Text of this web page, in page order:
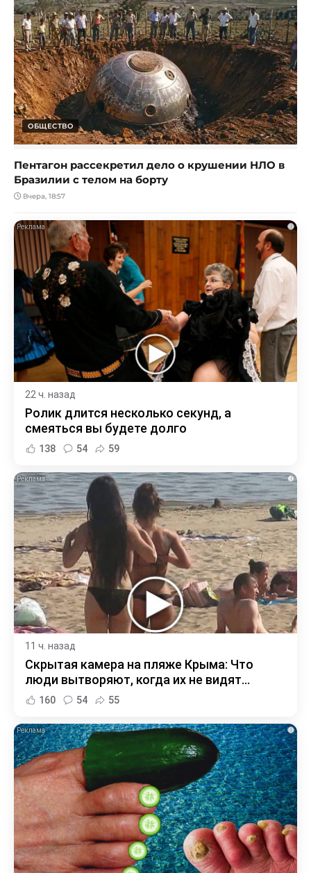
ОБЩЕСТВО
Пентагон рассекретил дело о крушении НЛО в
Бразилии с телом на борту
Вчера, 18:57
i
22 ч. назад
Ролик длится несколько секунд, а
смеяться вы будете долго
138 54 59
i
11 ч. назад
Скрытая камера на пляже Крыма: Что
люди вытворяют, когда их не видят...
160 54 55
i